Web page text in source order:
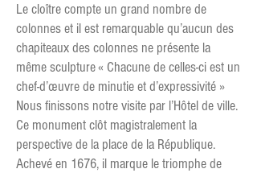
Le cloître compte un grand nombre de
colonnes et il est remarquable qu’aucun des
chapiteaux des colonnes ne présente la
même sculpture « Chacune de celles-ci est un
chef-d’œuvre de minutie et d’expressivité »
Nous finissons notre visite par l’Hôtel de ville.
Ce monument clôt magistralement la
perspective de la place de la République.
Achevé en 1676, il marque le triomphe de